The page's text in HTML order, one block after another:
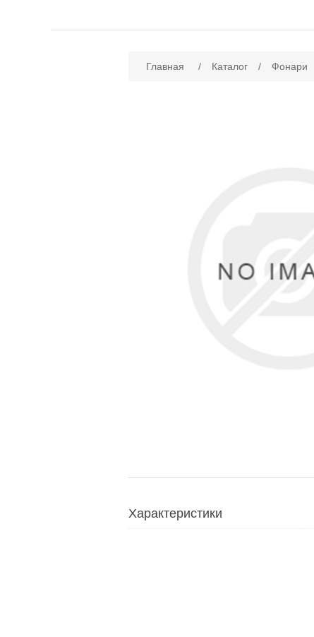
Главная / Каталог / Фонари
Характеристики